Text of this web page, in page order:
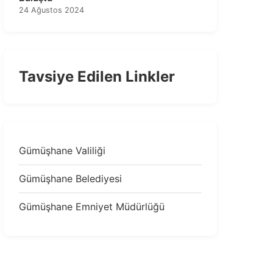
24 Ağustos 2024
Tavsiye Edilen Linkler
Gümüşhane Valiliği
Gümüşhane Belediyesi
Gümüşhane Emniyet Müdürlüğü